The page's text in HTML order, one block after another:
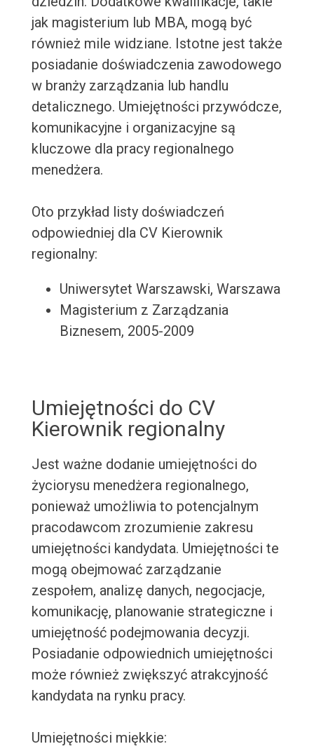
jak magisterium lub MBA, mogą być
również mile widziane. Istotne jest także
posiadanie doświadczenia zawodowego
w branży zarządzania lub handlu
detalicznego. Umiejętności przywódcze,
komunikacyjne i organizacyjne są
kluczowe dla pracy regionalnego
menedżera.
Oto przykład listy doświadczeń
odpowiedniej dla CV Kierownik
regionalny:
Uniwersytet Warszawski, Warszawa
Magisterium z Zarządzania
Biznesem, 2005-2009
Umiejętności do CV
Kierownik regionalny
Jest ważne dodanie umiejętności do
życiorysu menedżera regionalnego,
ponieważ umożliwia to potencjalnym
pracodawcom zrozumienie zakresu
umiejętności kandydata. Umiejętności te
mogą obejmować zarządzanie
zespołem, analizę danych, negocjacje,
komunikację, planowanie strategiczne i
umiejętność podejmowania decyzji.
Posiadanie odpowiednich umiejętności
może również zwiększyć atrakcyjność
kandydata na rynku pracy.
Umiejętności miękkie: